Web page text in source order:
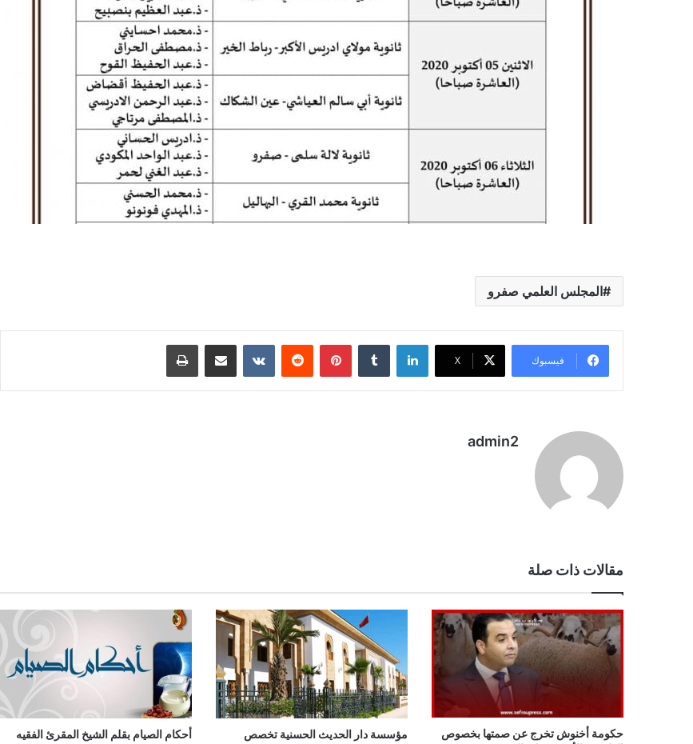
المجلس العلمي صفرو
فيسبوك ‫X
لينكدإن بينتيريست مشاركة عبر البريد طباعة
admin2
مقالات ذات صلة
حكومة أخنوش تخرج عن صمتها بخصوص
مؤسسة دار الحديث الحسنية تخصص
أحكام الصيام بقلم الشيخ المقرئ الفقيه